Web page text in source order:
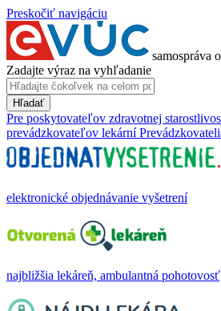
Preskočiť navigáciu
samospráva
Zadajte výraz na vyhľadanie
Hľadať
Pre poskytovateľov zdravotnej
prevádzkovateľov lekární
elektronické objednávanie vyšetrení
najbližšia lekáreň, ambulantná